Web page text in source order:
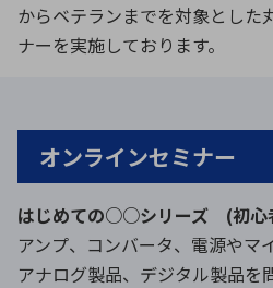
シミュレーター
環境構築・開発シ
医療機器
からベテランまでを対象とした
ナーを実施しております。
オンラインセミナー
はじめての○○シリーズ (初心
アンプ、コンバータ、電源やマ
アナログ製品、デジタル製品を